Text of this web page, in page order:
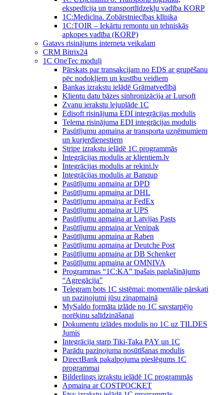
ekspedīcija un transportlīdzekļu vadība KORP
1C:Medicīna. Zobārstniecības klīnika
1C:TOIR – Iekārtu remontu un tehniskās
apkopes vadība (KORP)
Gatavs risinājums interneta veikalam
CRM Bitrix24
1С OneTec moduļi
Pārskats par transakcijam no EDS ar grupēšanu
pēc nodokļiem un kustību veidiem
Bankas izrakstu ielādē Grāmatvedībā
Klientu datu bāzes sinhronizācija ar Lursoft
Zvanu ierakstu lejuplāde 1C
Edisoft risinājuma EDI integrācijas modulis
Telema risinājuma EDI integrācijas modulis
Pasūtījumu apmaiņa ar transporta uzņēmumiem
un kurjerdienestiem
Stripe izrakstu ielādē 1C programmās
Integrācijas modulis ar klientiem.lv
Integrācijas modulis ar rekini.lv
Integrācijas modulis ar Banqup
Pasūtījumu apmaiņa ar DPD
Pasūtījumu apmaiņa ar DHL
Pasūtījumu apmaiņa ar FedEx
Pasūtījumu apmaiņa ar UPS
Pasūtījumu apmaiņa ar Latvijas Pasts
Pasūtījumu apmaiņa ar Venipak
Pasūtījumu apmaiņa ar Raben
Pasūtījumu apmaiņa ar Deutche Post
Pasūtījumu apmaiņa ar DB Schenker
Pasūtījumu apmaiņa ar OMNIVA
Programmas “1C:KA” īpašais paplašinājums
“Agregācija”
Telegram bots 1C sistēmai: momentālie pārskati
un paziņojumi jūsu ziņapmaiņā
MySaldo formāta izlāde no 1C savstarpējo
norēķinu salīdzināšanai
Dokumentu izlādes modulis no 1C uz TILDES
Jumis
Integrācija starp Tiki-Taka PAY un 1C
Parādu paziņojuma nosūtīšanas modulis
DirectBank pakalpojuma pieslēgums 1C
programmai
Bilderlings izrakstu ielādē 1C programmās
Apmaiņa ar COSTPOCKET